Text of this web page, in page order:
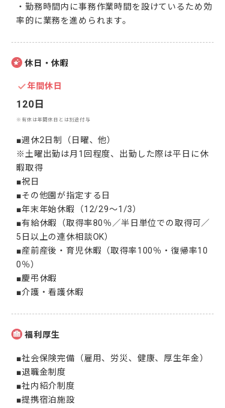
・勤務時間内に事務作業時間を設けているため効
率的に業務を進められます。
休日・休暇
年間休日
120日
※有休は年間休日とは別途付与
■週休2日制（日曜、他）
※土曜出勤は月1回程度、出勤した際は平日に休
暇取得
■祝日
■その他園が指定する日
■年末年始休暇（12/29～1/3）
■有給休暇（取得率80％／半日単位での取得可／
5日以上の連休相談OK）
■産前産後・育児休暇（取得率100％・復帰率10
0％）
■慶弔休暇
■介護・看護休暇
福利厚生
■社会保険完備（雇用、労災、健康、厚生年金）
■退職金制度
■社内紹介制度
■提携宿泊施設